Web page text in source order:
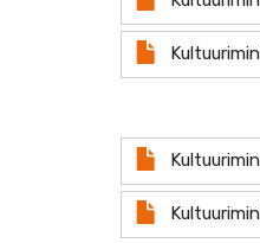
Document
Document
Document